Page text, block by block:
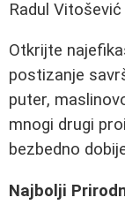
Radul Vitošević
Otkrijte
postizanje
puter,
mnogi drugi
bezbedno
Najbolji